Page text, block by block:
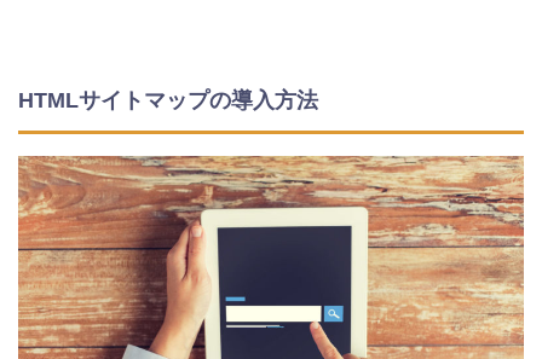
HTMLサイトマップの導入方法